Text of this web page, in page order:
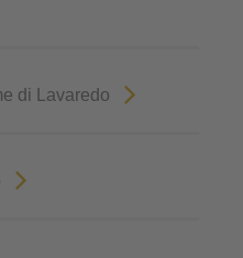
di Lavaredo